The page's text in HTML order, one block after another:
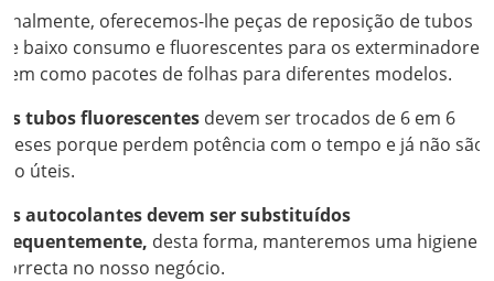
oferecemos-lhe peças de reposição de tubos
baixo consumo e fluorescentes para os exterminadores,
como pacotes de folhas para diferentes modelos.
tubos fluorescentes devem ser trocados de 6 em 6
porque perdem potência com o tempo e já não são
úteis.
autocolantes devem ser substituídos
desta forma, manteremos uma higiene
no nosso negócio.